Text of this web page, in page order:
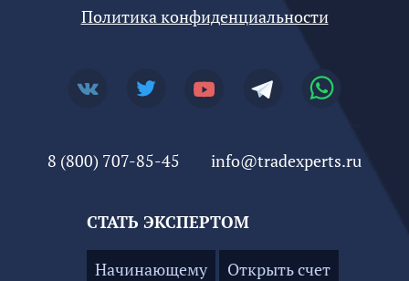
Политика конфиденциальности
8 (800) 707-85-45 info@tradexperts.ru
СТАТЬ ЭКСПЕРТОМ
Начинающему Открыть счет